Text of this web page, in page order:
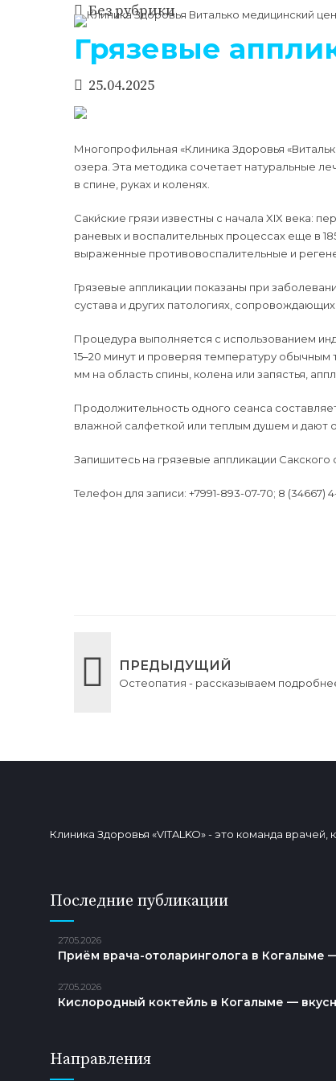
Без рубрики
Грязевые
25.04.2025
Многопрофильная «Клиника Здоровья
озера. Эта методика сочетает натуральные
в спине, руках и коленях.
Саки́ские грязи известны с начала XIX века:
раневых и воспалительных процессах еще в
выраженные противовоспалительные и
Грязевые аппликации показаны при
сустава и других патологиях,
Процедура выполняется с использованием
15–20 минут и проверяя температуру
мм на область спины, колена или запястья,
Продолжительность одного сеанса
влажной салфеткой или теплым душем и дают
Запишитесь на грязевые аппликации
Телефон для записи: +7991-893-07-70; 8 (34667)
ПРЕДЫДУЩИЙ
Остеопатия - рассказываем
Клиника Здоровья «VITALKO» - это команда
Последние публикации
27.05.2026
Приём врача-отоларинголога в Когалыме
27.05.2026
Кислородный коктейль в Когалыме —
Направления